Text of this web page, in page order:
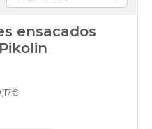
ensacados